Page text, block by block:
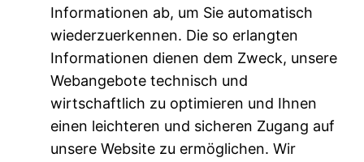
Informationen ab, um Sie automatisch
wiederzuerkennen. Die so erlangten
Informationen dienen dem Zweck, unsere
Webangebote technisch und
wirtschaftlich zu optimieren und Ihnen
einen leichteren und sicheren Zugang auf
unsere Website zu ermöglichen. Wir